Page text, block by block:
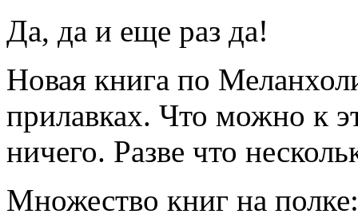
Да, да и еще раз да!
Новая книга по
прилавках. Что можно к
ничего. Разве что
Множество книг на полке: